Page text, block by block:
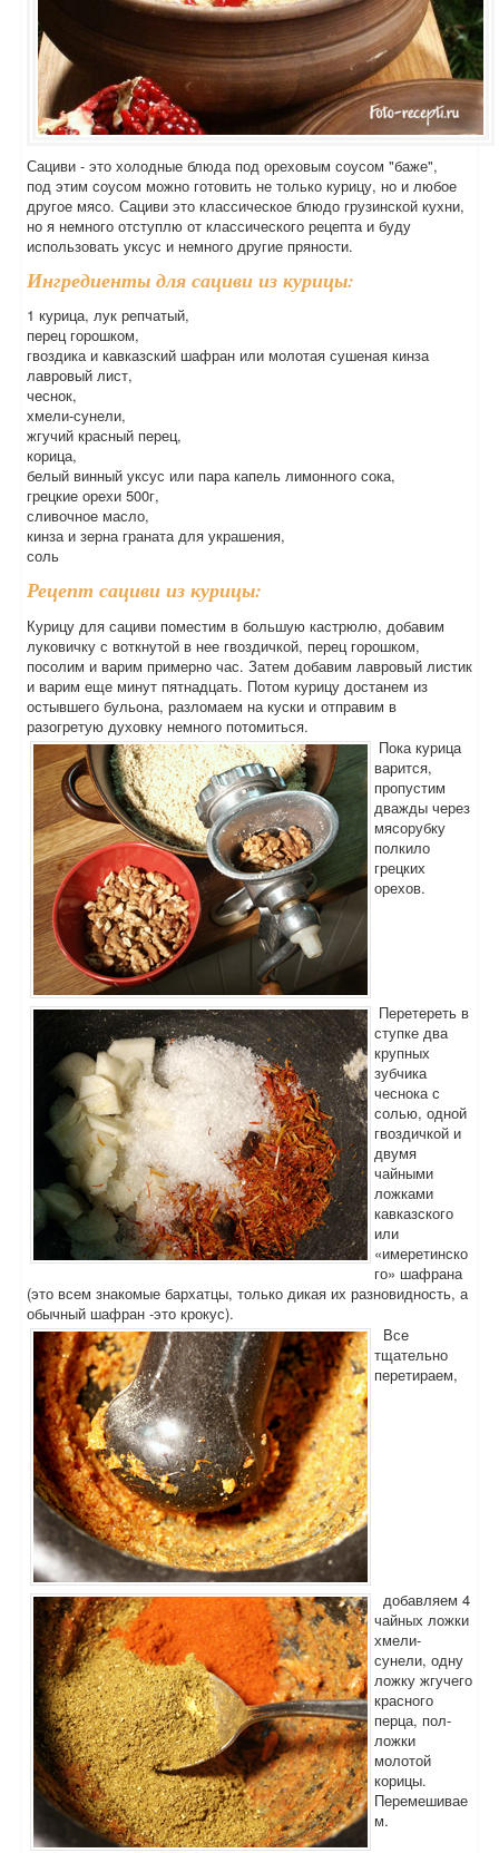
Сациви - это холодные блюда под ореховым соусом "баже",
под этим соусом можно готовить не только курицу, но и любое
другое мясо. Сациви это классическое блюдо грузинской кухни,
но я немного отступлю от классического рецепта и буду
использовать уксус и немного другие пряности.
Ингредиенты для сациви из курицы:
1 курица, лук репчатый,
перец горошком,
гвоздика и кавказский шафран или молотая сушеная кинза
лавровый лист,
чеснок,
хмели-сунели,
жгучий красный перец,
корица,
белый винный уксус или пара капель лимонного сока,
грецкие орехи 500г,
сливочное масло,
кинза и зерна граната для украшения,
соль
Рецепт сациви из курицы:
Курицу для сациви поместим в большую кастрюлю, добавим
луковичку с воткнутой в нее гвоздичкой, перец горошком,
посолим и варим примерно час. Затем добавим лавровый листик
и варим еще минут пятнадцать. Потом курицу достанем из
остывшего бульона, разломаем на куски и отправим в
разогретую духовку немного потомиться.
Пока курица
варится,
пропустим
дважды через
мясорубку
полкило
грецких
орехов.
Перетереть в
ступке два
крупных
зубчика
чеснока с
солью, одной
гвоздичкой и
двумя
чайными
ложками
кавказского
или
«имеретинско
го» шафрана
(это всем знакомые бархатцы, только дикая их разновидность, а
обычный шафран -это крокус).
Все
тщательно
перетираем,
добавляем 4
чайных ложки
хмели-
сунели, одну
ложку жгучего
красного
перца, пол-
ложки
молотой
корицы.
Перемешивае
м.